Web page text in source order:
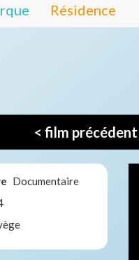
Résidence
< film précédent
Documentaire